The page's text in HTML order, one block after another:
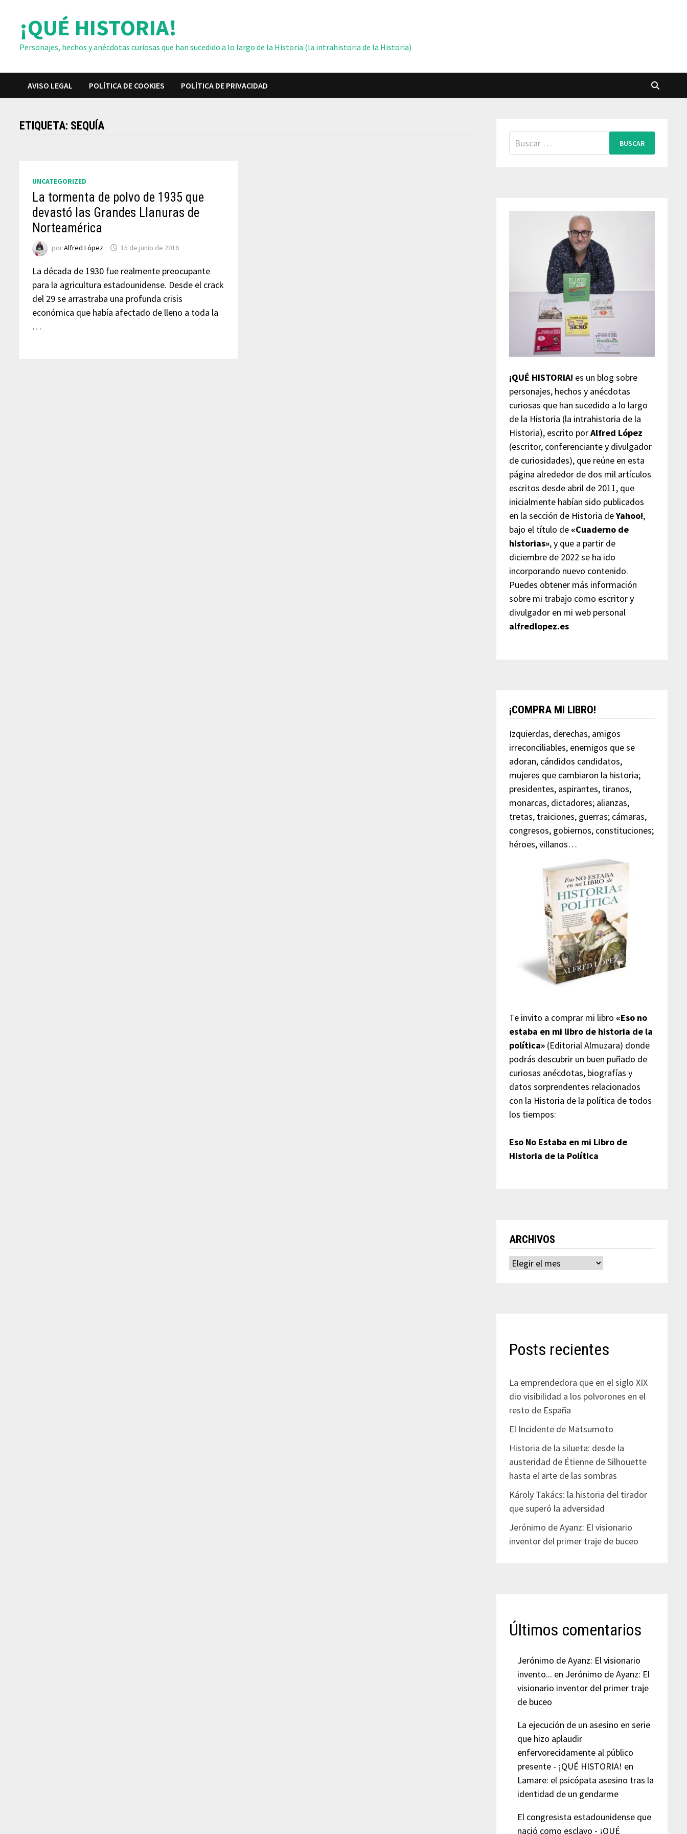
contenido¡QUÉ HISTORIA!
Personajes, hechos y anécdotas curiosas que han sucedido a lo largo de la Historia (la intrahistoria de la Historia)
AVISO LEGAL POLÍTICA DE COOKIES POLÍTICA DE PRIVACIDAD
ETIQUETA: SEQUÍA
UNCATEGORIZED
La tormenta de polvo de 1935 que
devastó las Grandes Llanuras de
Norteamérica
porAlfred López 15 de junio de 2016
La década de 1930 fue realmente preocupante
para la agricultura estadounidense. Desde el crack
del 29 se arrastraba una profunda crisis
económica que había afectado de lleno a toda la
…
Buscar:
¡QUÉ HISTORIA! es un blog sobre
personajes, hechos y anécdotas
curiosas que han sucedido a lo largo
de la Historia (la intrahistoria de la
Historia), escrito porAlfred López
(escritor, conferenciante y divulgador
de curiosidades), que reúne en esta
página alrededor de dos mil artículos
escritos desde abril de 2011, que
inicialmente habían sido publicados
en la sección de Historia deYahoo!,
bajo el título de «Cuaderno de
historias», y que a partir de
diciembre de 2022 se ha ido
incorporando nuevo contenido.
Puedes obtener más información
sobre mi trabajo como escritor y
divulgador en mi web personal
alfredlopez.es
¡COMPRA MI LIBRO!
Izquierdas, derechas, amigos
irreconciliables, enemigos que se
adoran, cándidos candidatos,
mujeres que cambiaron la historia;
presidentes, aspirantes, tiranos,
monarcas, dictadores; alianzas,
tretas, traiciones, guerras; cámaras,
congresos, gobiernos, constituciones;
héroes, villanos…
Te invito a comprar mi libro «Eso no
estaba en mi libro de historia de la
política»(Editorial Almuzara) donde
podrás descubrir un buen puñado de
curiosas anécdotas, biografías y
datos sorprendentes relacionados
con la Historia de la política de todos
los tiempos:
Eso No Estaba en mi Libro de
Historia de la Política
ARCHIVOS
Archivos
Posts recientes
La emprendedora que en el siglo XIX
dio visibilidad a los polvorones en el
resto de España
El Incidente de Matsumoto
Historia de la silueta: desde la
austeridad de Étienne de Silhouette
hasta el arte de las sombras
Károly Takács: la historia del tirador
que superó la adversidad
Jerónimo de Ayanz: El visionario
inventor del primer traje de buceo
Últimos comentarios
Jerónimo de Ayanz: El visionario
invento... en Jerónimo de Ayanz: El
visionario inventor del primer traje
de buceo
La ejecución de un asesino en serie
que hizo aplaudir
enfervorecidamente al público
presente - ¡QUÉ HISTORIA! en
Lamare: el psicópata asesino tras la
identidad de un gendarme
El congresista estadounidense que
nació como esclavo - ¡QUÉ